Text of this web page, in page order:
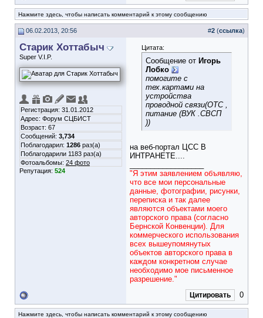
Нажмите здесь, чтобы написать комментарий к этому сообщению
06.02.2013, 20:56 #2 (ссылка)
Старик Хоттабыч
Super V.I.P.
Регистрация: 31.01.2012
Адрес: Форум СЦБИСТ
Возраст: 67
Сообщений: 3,734
Поблагодарил: 1286 раз(а)
Поблагодарили 1183 раз(а)
Фотоальбомы: 24 фото
Репутация: 524
Цитата:
Сообщение от Игорь
Лобко
помогите с
тех.картами на
устройства
проводной связи(ОТС ,
питание (ВУК .СВСП
))
на веб-портал ЦСС В
ИНТРАНЕТЕ....
"Я этим заявлением объявляю,
что все мои персональные
данные, фотографии, рисунки,
переписка и так далее
являются объектами моего
авторского права (согласно
Бернской Конвенции). Для
коммерческого использования
всех вышеупомянутых
объектов авторского права в
каждом конкретном случае
необходимо мое письменное
разрешение."
Цитировать 0
Нажмите здесь, чтобы написать комментарий к этому сообщению